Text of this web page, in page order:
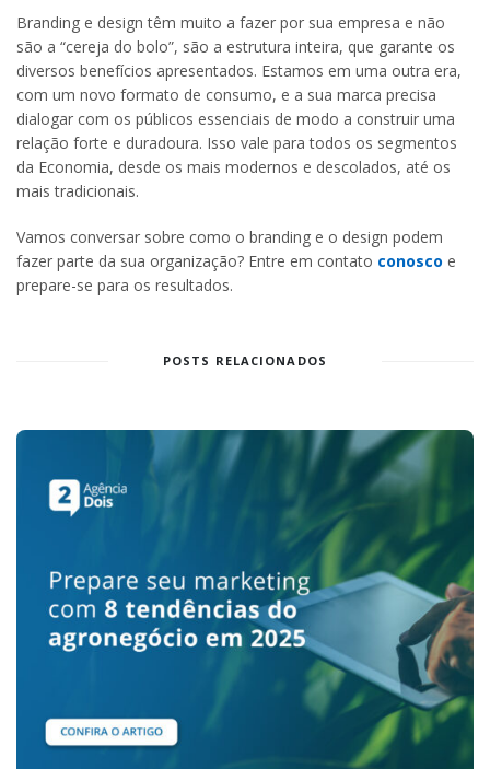
Branding e design têm muito a fazer por sua empresa e não
são a “cereja do bolo”, são a estrutura inteira, que garante os
diversos benefícios apresentados. Estamos em uma outra era,
com um novo formato de consumo, e a sua marca precisa
dialogar com os públicos essenciais de modo a construir uma
relação forte e duradoura. Isso vale para todos os segmentos
da Economia, desde os mais modernos e descolados, até os
mais tradicionais.
Vamos conversar sobre como o branding e o design podem
fazer parte da sua organização? Entre em contato conosco e
prepare-se para os resultados.
POSTS RELACIONADOS